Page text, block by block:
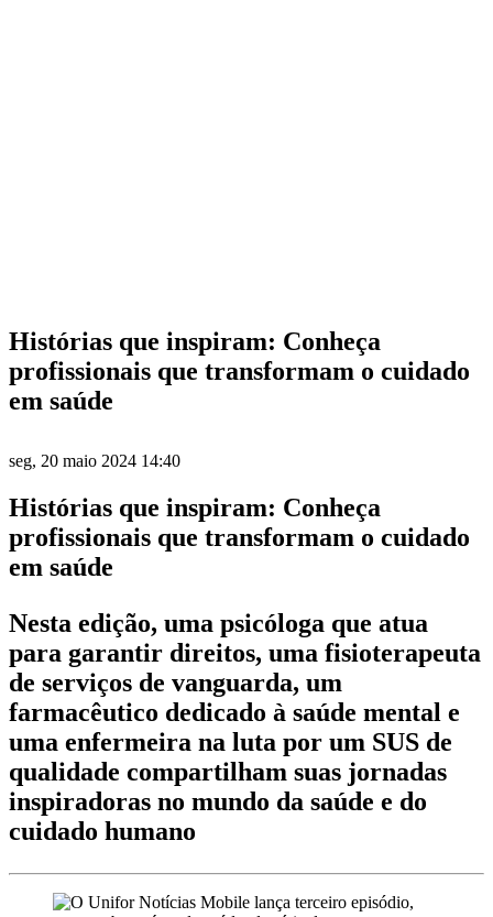
Histórias que inspiram: Conheça
profissionais que transformam o cuidado
em saúde
seg, 20 maio 2024 14:40
Histórias que inspiram: Conheça
profissionais que transformam o cuidado
em saúde
Nesta edição, uma psicóloga que atua
para garantir direitos, uma fisioterapeuta
de serviços de vanguarda, um
farmacêutico dedicado à saúde mental e
uma enfermeira na luta por um SUS de
qualidade compartilham suas jornadas
inspiradoras no mundo da saúde e do
cuidado humano